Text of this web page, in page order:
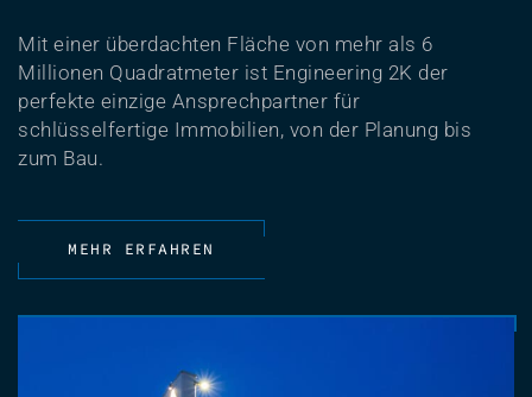
Mit einer überdachten Fläche von mehr als 6
Millionen Quadratmeter ist Engineering 2K der
perfekte einzige Ansprechpartner für
schlüsselfertige Immobilien, von der Planung bis
zum Bau.
MEHR ERFAHREN